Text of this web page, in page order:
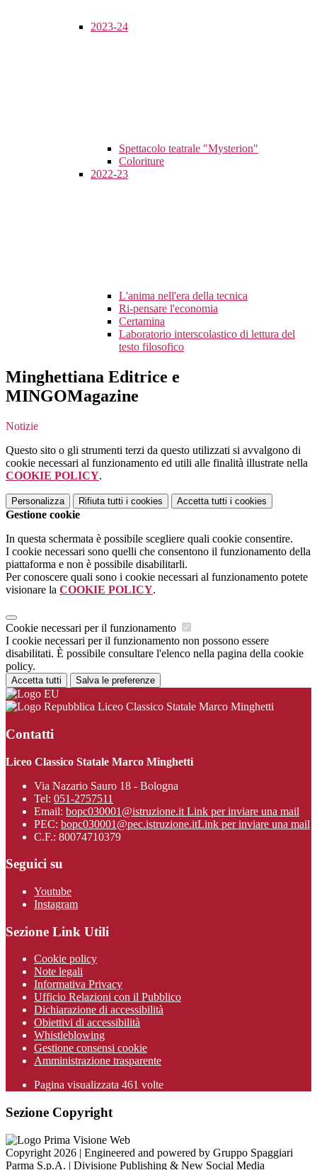
2023-24
Spettacolo teatrale "Mysterion"
Coloriture
2022-23
L'anima nell'era della tecnica
Ri-pensare l'economia
Certamina
Laboratorio interscolastico di lettura del
testo filosofico
Minghettiana Editrice e
MINGOMagazine
Notizie
Questo sito o gli strumenti terzi da questo utilizzati si avvalgono di
cookie necessari al funzionamento ed utili alle finalità illustrate nella
COOKIE POLICY.
Personalizza Rifiuta tutti i cookies Accetta tutti i cookies
Gestione cookie
In questa schermata è possibile scegliere quali cookie consentire.
I cookie necessari sono quelli che consentono il funzionamento della
piattaforma e non è possibile disabilitarli.
Per conoscere quali sono i cookie necessari al funzionamento potete
visionare la COOKIE POLICY.
Cookie necessari per il funzionamento
I cookie necessari per il funzionamento non possono essere
disabilitati. È possibile consultare l'elenco nella pagina della cookie
policy.
Accetta tutti Salva le preferenze
Liceo Classico Statale Marco Minghetti
Contatti
Liceo Classico Statale Marco Minghetti
Via Nazario Sauro 18 - Bologna
Tel: 051-2757511
Email: bopc030001@istruzione.it Link per inviare una mail
PEC: bopc030001@pec.istruzione.itLink per inviare una mail
C.F.: 80074710379
Seguici su
Youtube
Instagram
Sezione Link Utili
Cookie policy
Note legali
Informativa Privacy
Ufficio Relazioni con il Pubblico
Dichiarazione di accessibilità
Obiettivi di accessibilità
Whistleblowing
Gestione consensi cookie
Amministrazione trasparente
Pagina visualizzata 461 volte
Sezione Copyright
Copyright 2026 | Engineered and powered by Gruppo Spaggiari
Parma S.p.A. | Divisione Publishing & New Social Media